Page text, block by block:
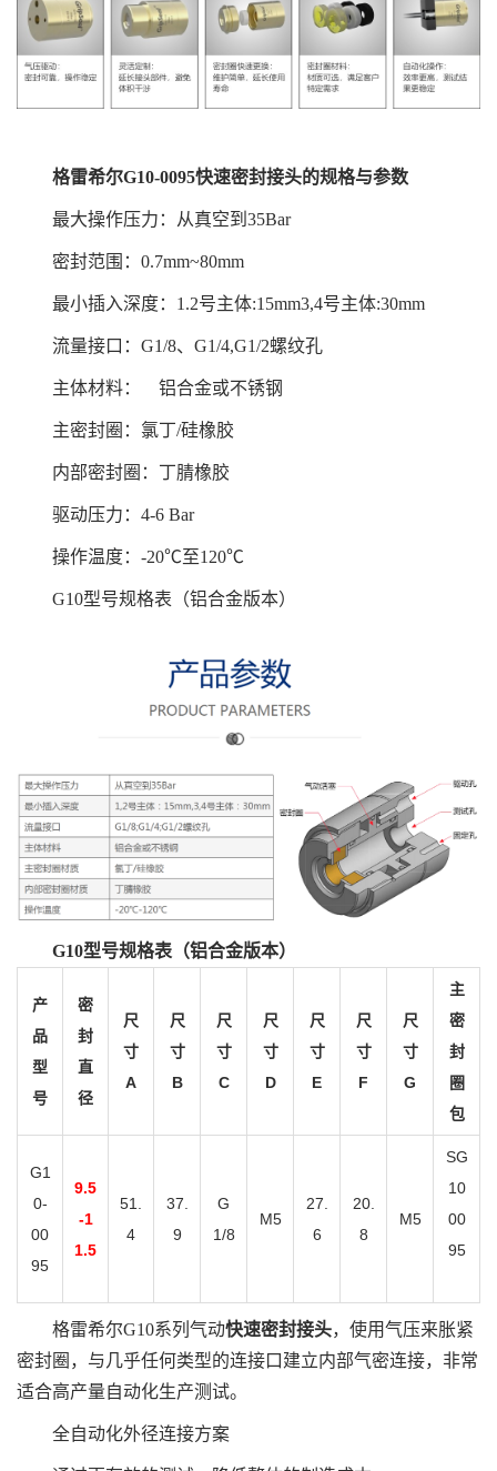
格雷希尔G10-0095快速密封接头的规格与参数
最大操作压力：从真空到35Bar
密封范围：0.7mm~80mm
最小插入深度：1.2号主体:15mm3,4号主体:30mm
流量接口：G1/8、G1/4,G1/2螺纹孔
主体材料： 铝合金或不锈钢
主密封圈：氯丁/硅橡胶
内部密封圈：丁腈橡胶
驱动压力：4-6 Bar
操作温度：-20℃至120℃
G10型号规格表（铝合金版本）
G10型号规格表（铝合金版本）
产
品
型
号
密
封
直
径
尺
寸
A
尺
寸
B
尺
寸
C
尺
寸
D
尺
寸
E
尺
寸
F
尺
寸
G
主
密
封
圈
包
G1
0-
00
95
9.5
-1
1.5
51.
4
37.
9
G
1/8
M5
27.
6
20.
8
M5
SG
10
00
95
格雷希尔G10系列气动快速密封接头，使用气压来胀紧
密封圈，与几乎任何类型的连接口建立内部气密连接，非常
适合高产量自动化生产测试。
全自动化外径连接方案